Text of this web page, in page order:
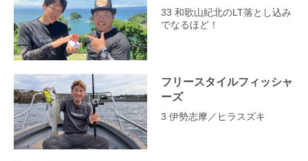
33 和歌山紀北のLT落とし込み
でなるほど！
フリースタイルフィッシャ
ーズ
3 伊勢志摩／ヒラスズキ